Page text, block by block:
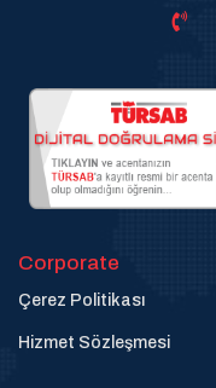
Corporate
Çerez Politikası
Hizmet Sözleşmesi